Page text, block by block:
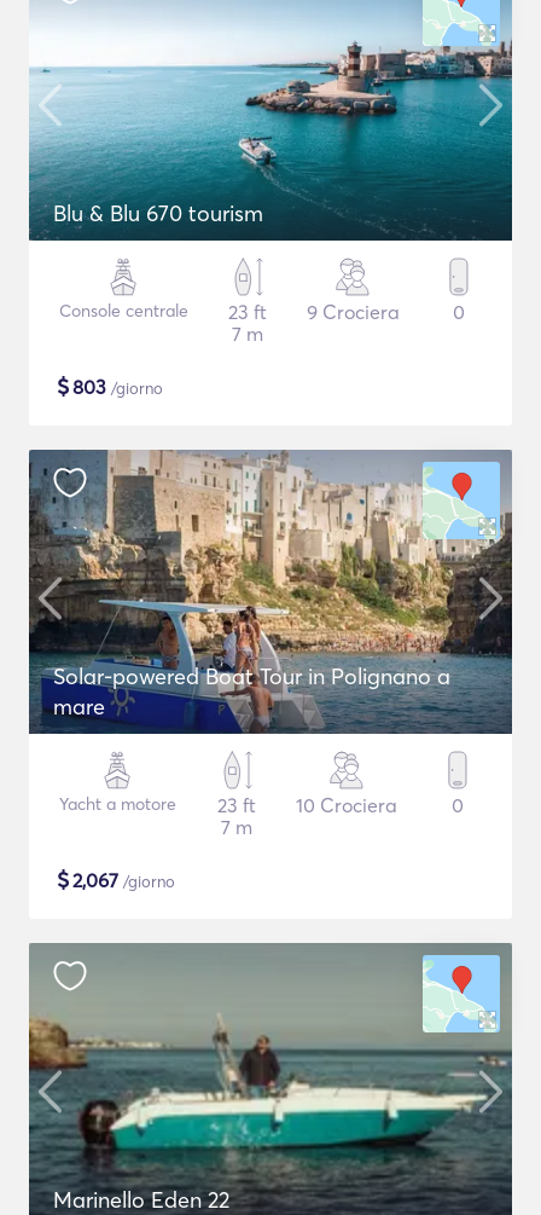
Blu & Blu 670 tourism
Console centrale
23 ft
7 m
9 Crociera 0
$803 /giorno
Solar-powered Boat Tour in Polignano a
mare
Yacht a motore
23 ft
7 m
10 Crociera 0
$2,067 /giorno
Marinello Eden 22